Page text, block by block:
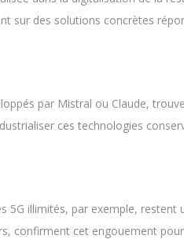
sur des solutions concrètes
par Mistral ou Claude,
ces technologies
5G illimités, par exemple, restent
confirment cet engouement